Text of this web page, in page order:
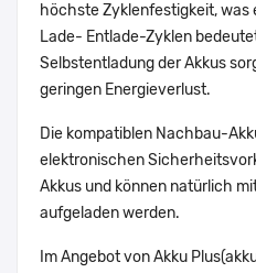
höchste Zyklenfestigkeit,
Lade- Entlade-Zyklen
Selbstentladung der Akkus
geringen Energieverlust.
Die kompatiblen Nachbau-
elektronischen
Akkus und können natürlich
aufgeladen werden.
Im Angebot von Akku